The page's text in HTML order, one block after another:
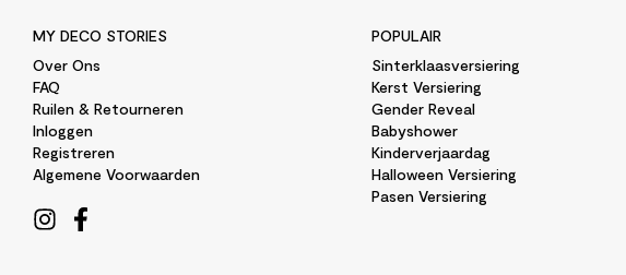
MY DECO STORIES
Over Ons
FAQ
Ruilen & Retourneren
Inloggen
Registreren
Algemene Voorwaarden
POPULAIR
Sinterklaasversiering
Kerst Versiering
Gender Reveal
Babyshower
Kinderverjaardag
Halloween Versiering
Pasen Versiering